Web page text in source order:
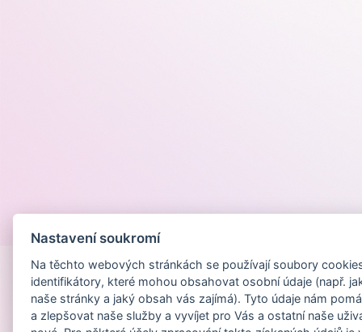
Nastavení soukromí
Na těchto webových stránkách se používají soubory
identifikátory, které mohou obsahovat osobní údaje (např.
naše stránky a jaký obsah vás zajímá). Tyto údaje nám
a zlepšovat naše služby a vyvíjet pro Vás a ostatní naše